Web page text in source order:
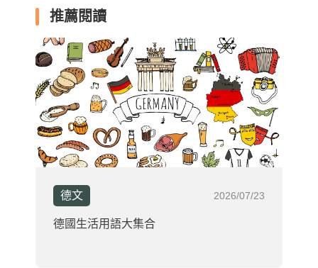
推薦閱讀
德文 2026/07/23
德國生活用語大集合